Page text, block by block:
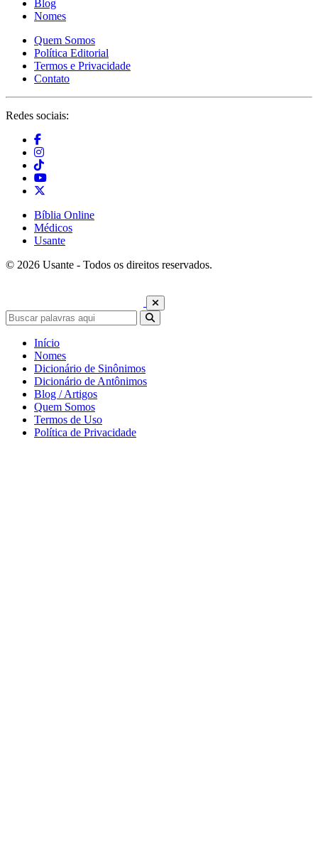
Blog
Nomes
Quem Somos
Política Editorial
Termos e Privacidade
Contato
Redes sociais:
Bíblia Online
Médicos
Usante
© 2026 Usante - Todos os direitos reservados.
Início
Nomes
Dicionário de Sinônimos
Dicionário de Antônimos
Blog / Artigos
Quem Somos
Termos de Uso
Política de Privacidade